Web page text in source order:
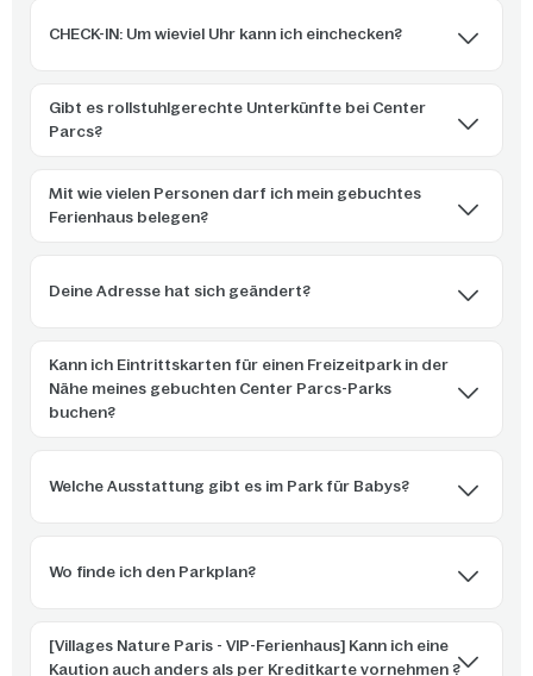
CHECK-IN: Um wieviel Uhr kann ich einchecken?
Gibt es rollstuhlgerechte Unterkünfte bei Center
Parcs?
Mit wie vielen Personen darf ich mein gebuchtes
Ferienhaus belegen?
Deine Adresse hat sich geändert?
Kann ich Eintrittskarten für einen Freizeitpark in der
Nähe meines gebuchten Center Parcs-Parks
buchen?
Welche Ausstattung gibt es im Park für Babys?
Wo finde ich den Parkplan?
[Villages Nature Paris - VIP-Ferienhaus] Kann ich eine
Kaution auch anders als per Kreditkarte vornehmen ?